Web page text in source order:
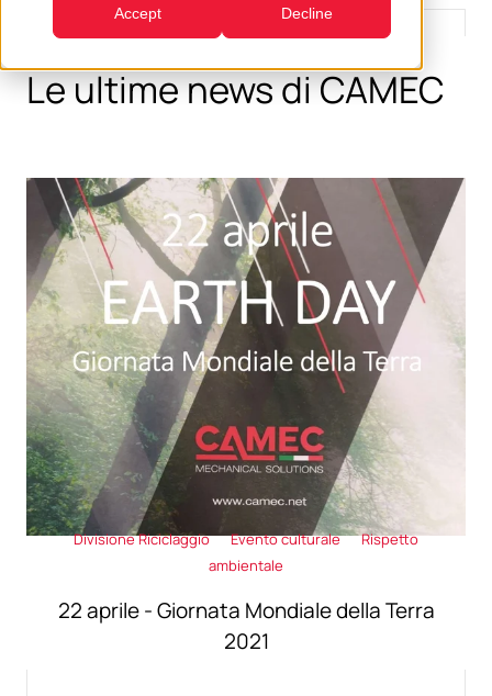
Accept Decline
Le ultime news di CAMEC
Divisione Riciclaggio Evento culturale
Rispetto
ambientale
22 aprile - Giornata Mondiale della Terra
2021